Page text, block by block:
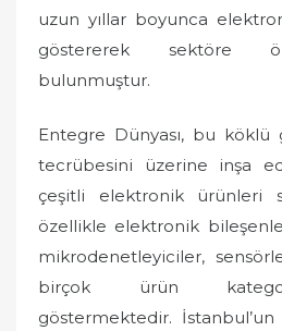
uzun yıllar boyunca
göstererek sektöre
bulunmuştur.
Entegre Dünyası, bu
tecrübesini üzerine inşa
çeşitli elektronik ürünleri
özellikle elektronik
mikrodenetleyiciler,
birçok ürün
göstermektedir.